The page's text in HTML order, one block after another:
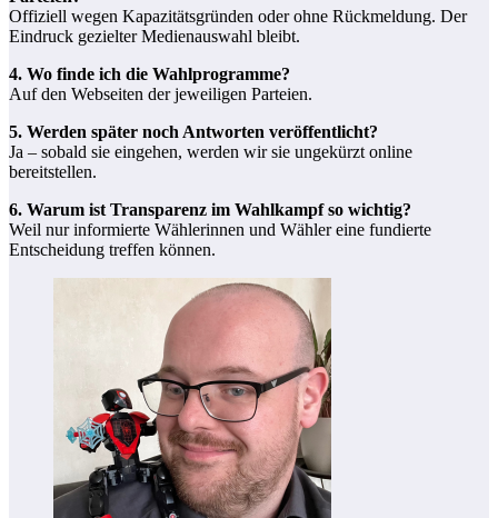
Offiziell wegen Kapazitätsgründen oder ohne Rückmeldung. Der
Eindruck gezielter Medienauswahl bleibt.
4. Wo finde ich die Wahlprogramme?
Auf den Webseiten der jeweiligen Parteien.
5. Werden später noch Antworten veröffentlicht?
Ja – sobald sie eingehen, werden wir sie ungekürzt online
bereitstellen.
6. Warum ist Transparenz im Wahlkampf so wichtig?
Weil nur informierte Wählerinnen und Wähler eine fundierte
Entscheidung treffen können.